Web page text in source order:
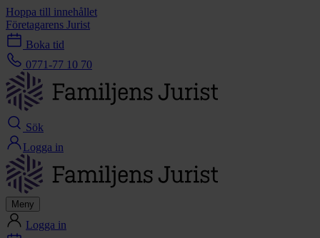
Hoppa till innehållet
Företagarens Jurist
Boka tid
0771-77 10 70
Sök
Logga in
Meny
Logga in